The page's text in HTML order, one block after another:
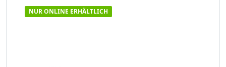
NUR ONLINE ERHÄLTLICH